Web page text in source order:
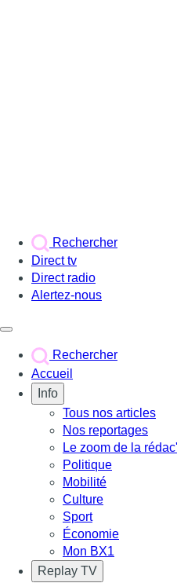
Rechercher
Direct tv
Direct radio
Alertez-nous
Rechercher
Accueil
Info
Tous nos articles
Nos reportages
Le zoom de la rédac'
Politique
Mobilité
Culture
Sport
Économie
Mon BX1
Replay TV